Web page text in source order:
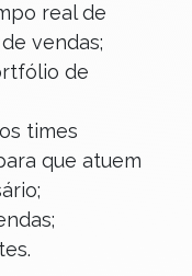
real de
vendas;
de
times
que atuem